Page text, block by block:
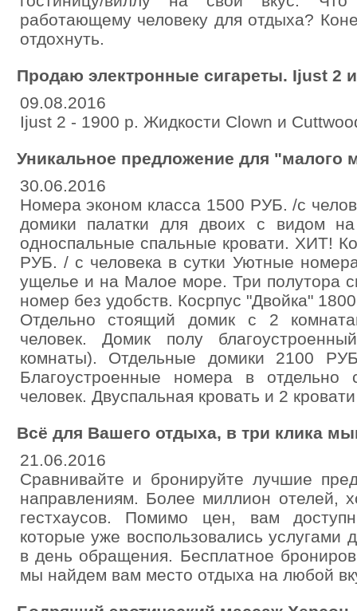
работающему человеку для отдыха?
отдохнуть.
Продаю электронные сигареты. Ijust 2
09.08.2016
Ijust 2 - 1900 р. Жидкости Clown и
Уникальное предложение для "малого
30.06.2016
Номера эконом класса 1500 РУБ. /с
домики палатки для двоих с видом
односпальные спальные кровати. ХИТ!
РУБ. / с человека в сутки Уютные
ущелье и на Малое море. Три полутора
номер без удобств. Косрпус "Двойка"
Отдельно стоящий домик с 2
человек. Домик полу
комнаты). Отдельные домики 2100
Благоустроенные номера в
человек. Двуспальная кровать и 2
Всё для Вашего отдыха, в три клика
21.06.2016
Сравнивайте и бронируйте лучшие
направлениям. Более миллион отелей,
гестхаусов. Помимо цен, вам
которые уже воспользовались услугами
в день обращения. Бесплатное
мы найдем вам место отдыха на любой